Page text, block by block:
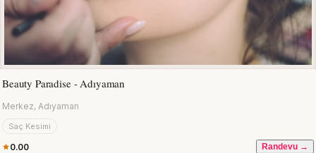
Beauty Paradise - Adıyaman
Merkez, Adıyaman
Saç Kesimi
0.00 Randevu →